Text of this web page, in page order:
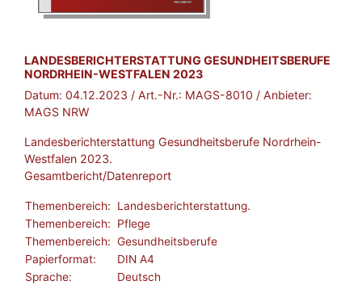
BROSCHÜRE:
LANDESBERICHTERSTATTUNG GESUNDHEITSBERUFE
NORDRHEIN-WESTFALEN 2023
Datum: 04.12.2023 / Art.-Nr.: MAGS-8010 / Anbieter:
MAGS NRW
Landesberichterstattung Gesundheitsberufe Nordrhein-
Westfalen 2023.
Gesamtbericht/Datenreport
Themenbereich:
Landesberichterstattung.
Themenbereich:
Pflege
Themenbereich: Gesundheitsberufe
Papierformat:
DIN A4
Sprache:
Deutsch